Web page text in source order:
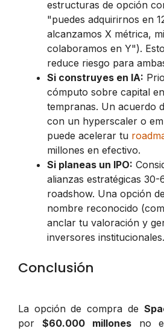
estructuras de opción
"puedes adquirirnos en
alcanzamos X métrica,
colaboramos en Y").
reduce riesgo para
Si construyes en IA:
cómputo sobre capital
tempranas. Un acuerdo
con un hyperscaler o
puede acelerar tu
millones en efectivo.
Si planeas un IPO:
alianzas estratégicas 30-
roadshow. Una opción
nombre reconocido
anclar tu valoración y
inversores institucionales.
Conclusión
La opción de compra de
por $60.000 millonesno